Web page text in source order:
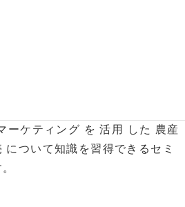
ーケティング を 活用 した 農産
について知識を習得できるセミ